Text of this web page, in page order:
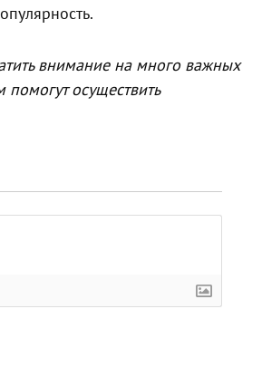
внимание на много важных
осуществить